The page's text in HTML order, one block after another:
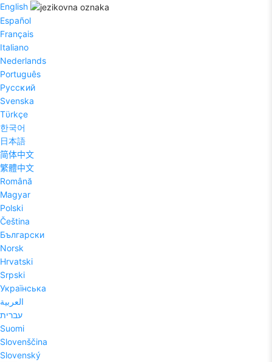
English
Español
Français
Italiano
Nederlands
Português
Pyccĸий
Svenska
Tϋrkçe
한국어
日本語
简体中文
繁體中文
Română
Magyar
Polski
Čeština
Български
Norsk
Hrvatski
Srpski
Українська
العربية
עברית
Suomi
Slovenščina
Slovenský